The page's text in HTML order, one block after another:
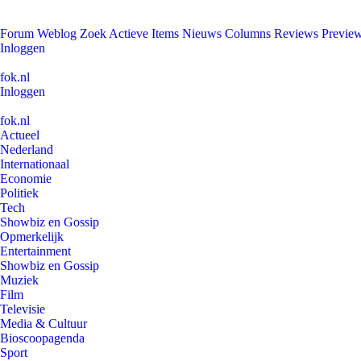
Forum Weblog Zoek Actieve Items Nieuws Columns Reviews
Inloggen
fok.nl
Inloggen
fok.nl
Actueel
Nederland
Internationaal
Economie
Politiek
Tech
Showbiz en Gossip
Opmerkelijk
Entertainment
Showbiz en Gossip
Muziek
Film
Televisie
Media & Cultuur
Bioscoopagenda
Sport